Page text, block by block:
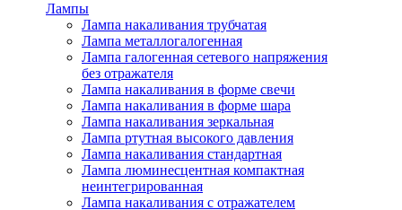
Лампы
Лампа накаливания трубчатая
Лампа металлогалогенная
Лампа галогенная сетевого напряжения
без отражателя
Лампа накаливания в форме свечи
Лампа накаливания в форме шара
Лампа накаливания зеркальная
Лампа ртутная высокого давления
Лампа накаливания стандартная
Лампа люминесцентная компактная
неинтегрированная
Лампа накаливания с отражателем